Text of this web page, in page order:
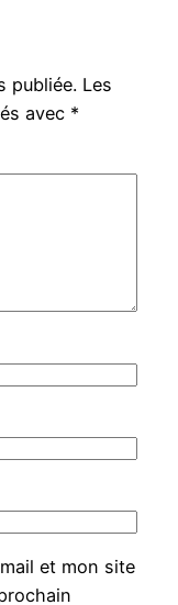
publiée. Les
avec *
et mon site